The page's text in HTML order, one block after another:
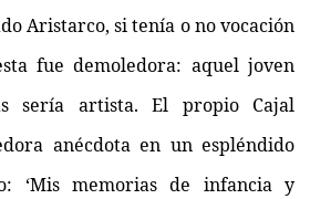
Aristarco, si tenía o no vocación
fue demoledora: aquel joven
sería artista. El propio Cajal
anécdota en un espléndido
‘Mis memorias de infancia y